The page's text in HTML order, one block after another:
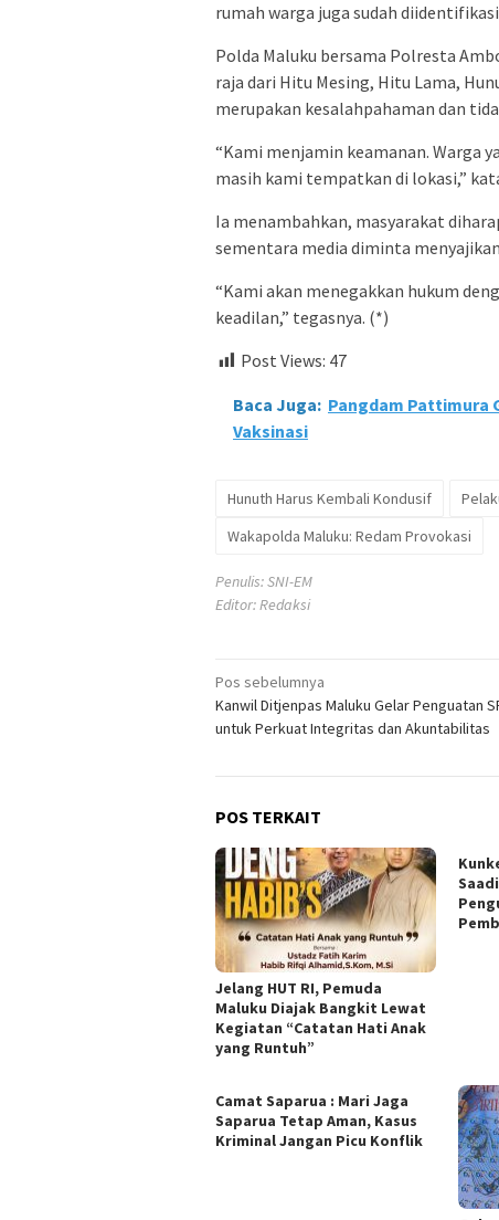
rumah warga juga sudah
Polda Maluku bersama Polresta
raja dari Hitu Mesing, Hitu Lama,
merupakan kesalahpahaman dan
“Kami menjamin keamanan. Warga
masih kami tempatkan di lokasi,”
Ia menambahkan, masyarakat
sementara media diminta
“Kami akan menegakkan hukum
keadilan,” tegasnya. (*)
Post Views: 47
Baca Juga: Pangdam Pattimura
Vaksinasi
Hunuth Harus Kembali Kondusif
Wakapolda Maluku: Redam Provokasi
Penulis: SNI-EM
Editor: Redaksi
Navigasi
pos
Pos sebelumnya
Kanwil Ditjenpas Maluku Gelar Penguatan
untuk Perkuat Integritas dan Akuntabilitas
POS TERKAIT
Jelang HUT RI, Pemuda
Maluku Diajak Bangkit Lewat
Kegiatan “Catatan Hati Anak
yang Runtuh”
Camat Saparua : Mari Jaga
Saparua Tetap Aman, Kasus
Kriminal Jangan Picu Konflik